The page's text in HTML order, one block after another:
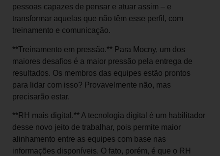
pessoas capazes de pensar e atuar assim – e
transformar aquelas que não têm esse perfil, com
treinamento e comunicação.
**Treinamento em pressão.** Para Mocny, um dos
maiores desafios é a maior pressão pela entrega de
resultados. Os membros das equipes estão prontos
para lidar com isso? Provavelmente não, mas
precisarão estar.
**RH mais digital.** A tecnologia digital é um habilitador
desse novo jeito de trabalhar, pois permite maior
alinhamento entre as equipes com base nas
informações disponíveis. O fato, porém, é que o RH